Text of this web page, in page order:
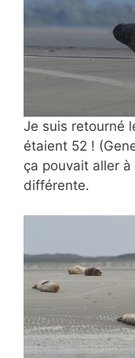
Je suis retourné
étaient 52 !
ça pouvait aller
différente.